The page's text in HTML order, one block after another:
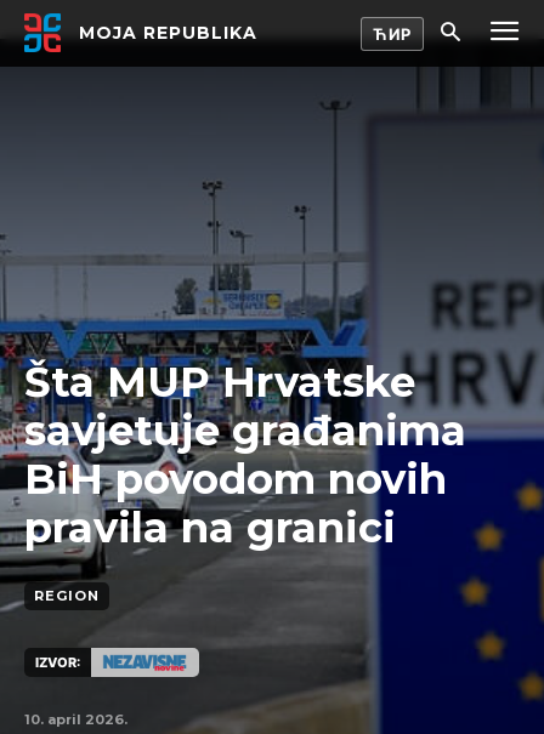
MOJA REPUBLIKA
Šta MUP Hrvatske
savjetuje građanima
BiH povodom novih
pravila na granici
REGION
IZVOR:
10. april 2026.